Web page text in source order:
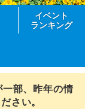
イベント
ランキング
部、昨年の情
さい。